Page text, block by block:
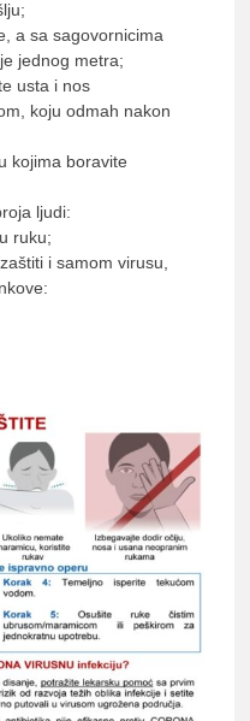
a sa sagovornicima
jednog metra;
usta i nos
koju odmah nakon
kojima boravite
ljudi:
ruku;
i samom virusu,